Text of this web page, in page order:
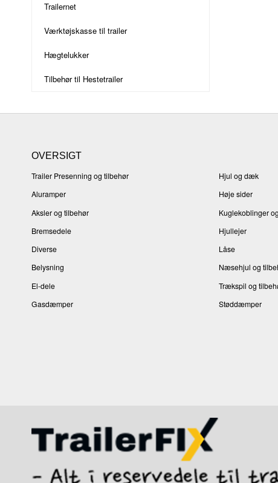
Trailernet
Værktøjskasse til trailer
Hægtelukker
Tilbehør til Hestetrailer
OVERSIGT
Trailer Presenning og tilbehør
Aluramper
Aksler og tilbehør
Bremsedele
Diverse
Belysning
El-dele
Gasdæmper
Hjul og dæk
Høje sider
Kuglekoblinger
Hjullejer
Låse
Næsehjul og
Trækspil og
Støddæmper